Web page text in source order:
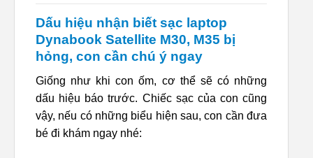
Dấu hiệu nhận biết sạc laptop
Dynabook Satellite M30, M35 bị
hỏng, con cần chú ý ngay
Giống như khi con ốm, cơ thể sẽ có những
dấu hiệu báo trước. Chiếc sạc của con cũng
vậy, nếu có những biểu hiện sau, con cần đưa
bé đi khám ngay nhé: